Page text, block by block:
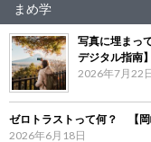
まめ学
写真に埋まっ
デジタル指南】
2026年7月22
ゼロトラストって何？ 【岡
2026年6月18日